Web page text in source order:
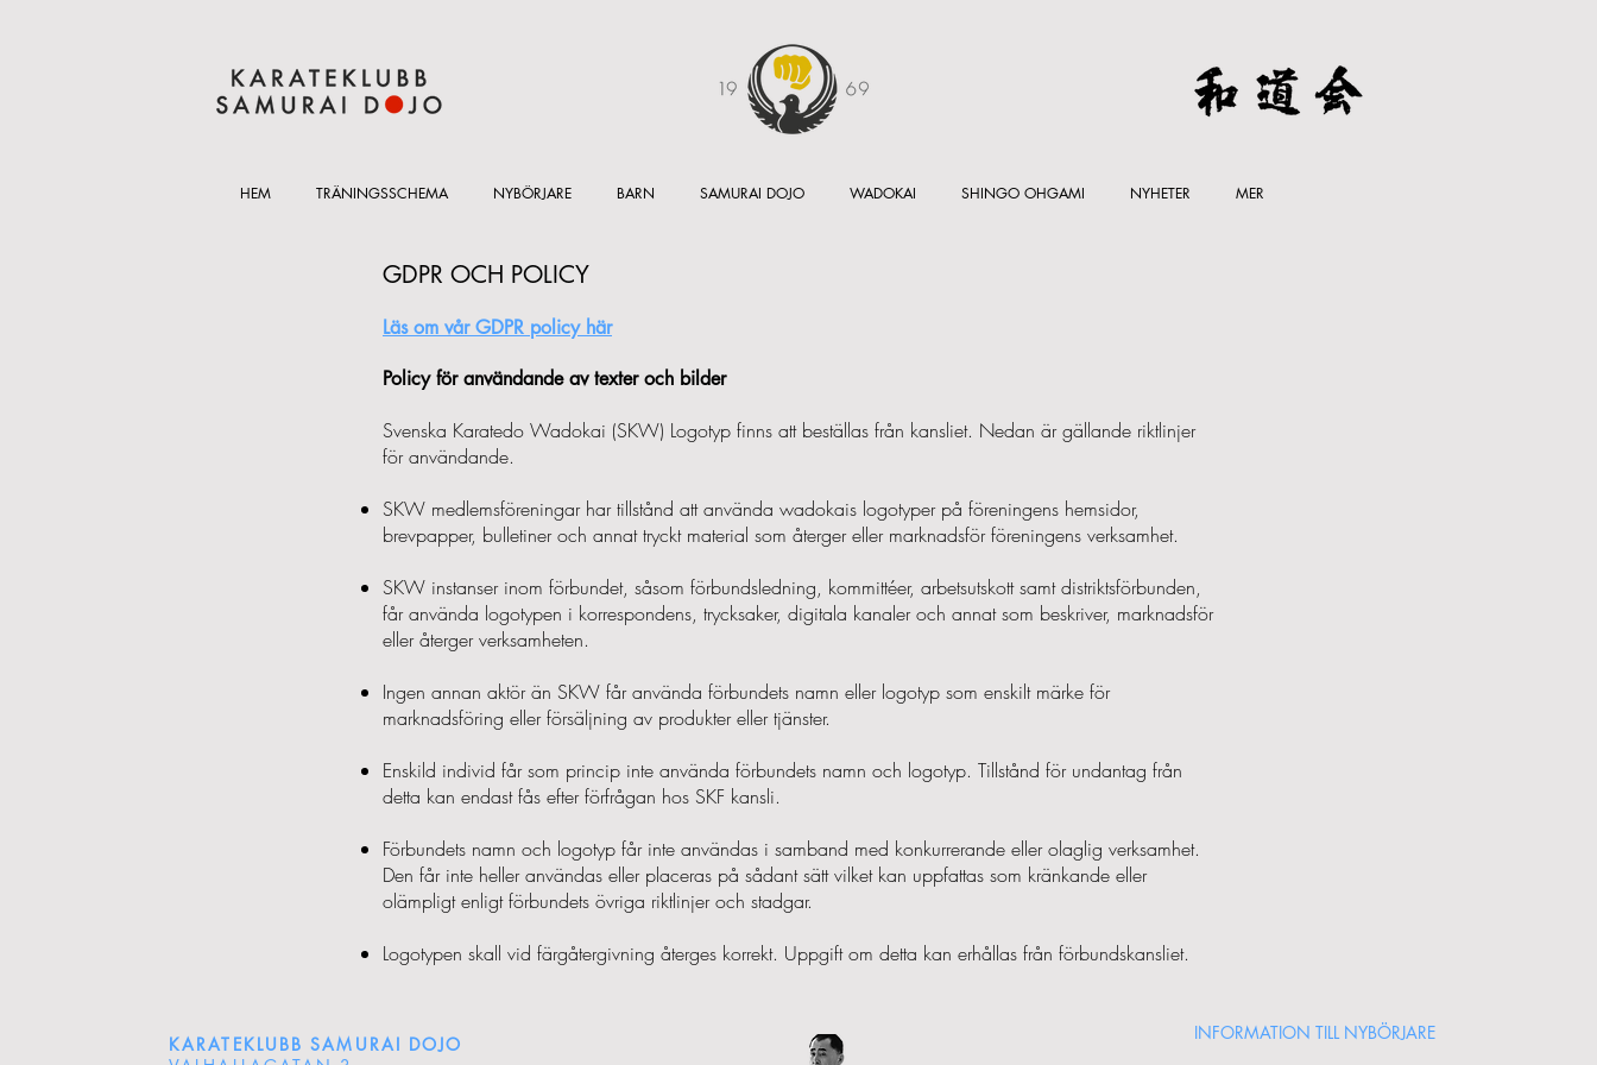
HEM TRÄNINGSSCHEMA NYBÖRJARE BARN SAMURAI DOJO WADOKAI SHINGO OHGAMI NYHETER MER
GDPR OCH POLICY
Läs om vår GDPR policy här
Policy för användande av texter och bilder
Svenska Karatedo Wadokai (SKW) Logotyp finns att beställas från kansliet. Nedan är gällande riktlinjer
för användande.
SKW medlemsföreningar har tillstånd att använda wadokais logotyper på föreningens hemsidor,
brevpapper, bulletiner och annat tryckt material som återger eller marknadsför föreningens verksamhet.
SKW instanser inom förbundet, såsom förbundsledning, kommittéer, arbetsutskott samt distriktsförbunden,
får använda logotypen i korrespondens, trycksaker, digitala kanaler och annat som beskriver, marknadsför
eller återger verksamheten.
Ingen annan aktör än SKW får använda förbundets namn eller logotyp som enskilt märke för
marknadsföring eller försäljning av produkter eller tjänster.
Enskild individ får som princip inte använda förbundets namn och logotyp. Tillstånd för undantag från
detta kan endast fås efter förfrågan hos SKF kansli.
Förbundets namn och logotyp får inte användas i samband med konkurrerande eller olaglig verksamhet.
Den får inte heller användas eller placeras på sådant sätt vilket kan uppfattas som kränkande eller
olämpligt enligt förbundets övriga riktlinjer och stadgar.
Logotypen skall vid färgåtergivning återges korrekt. Uppgift om detta kan erhållas från förbundskansliet.
KARATEKLUBB SAMURAI DOJO
INFORMATION TILL NYBÖRJARE